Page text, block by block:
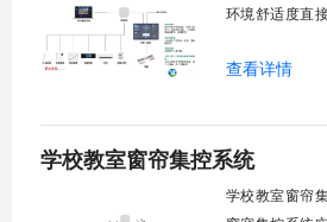
环境舒适度直
领域，打造教
分组联动、安
行，为学校提
查看详情
学校教室窗帘集控系统
学校教室窗帘